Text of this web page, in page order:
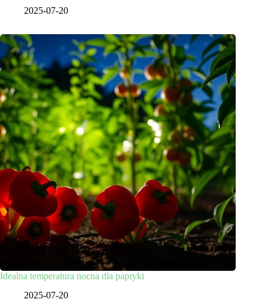
2025-07-20
Idealna temperatura nocna dla papryki
2025-07-20